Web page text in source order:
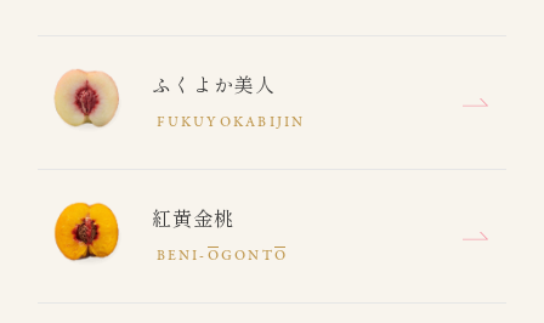
ふくよか美人
FUKUYOKABIJIN
紅黄金桃
BENI-OGONTO